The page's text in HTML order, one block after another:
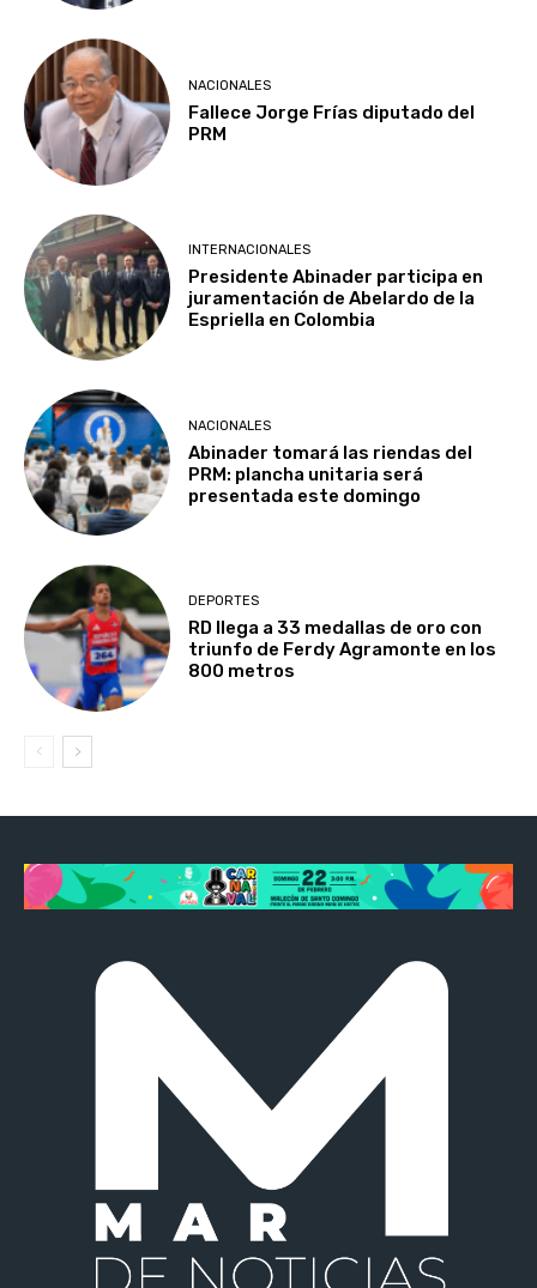
NACIONALES
Fallece Jorge Frías diputado del
PRM
INTERNACIONALES
Presidente Abinader participa en
juramentación de Abelardo de la
Espriella en Colombia
NACIONALES
Abinader tomará las riendas del
PRM: plancha unitaria será
presentada este domingo
DEPORTES
RD llega a 33 medallas de oro con
triunfo de Ferdy Agramonte en los
800 metros